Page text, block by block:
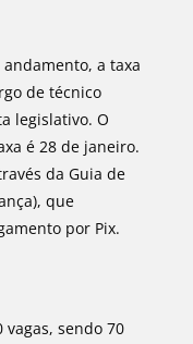
a taxa
de técnico
legislativo. O
é 28 de janeiro.
da Guia de
que
por Pix.
sendo 70